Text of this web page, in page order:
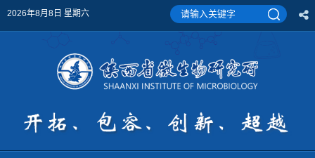
2026年8月8日 星期六